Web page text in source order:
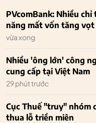
PVcomBank: Nhiều
năng mất vốn tăng
vừa xong
Nhiều 'ông lớn' công
cung cấp tại Việt Nam
29 phút trước
Cục Thuế "truy" nhóm
thua lỗ triền miên